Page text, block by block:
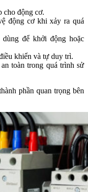
cho động cơ.
động cơ khi xảy ra quá
dùng để khởi động hoặc
khiển và tự duy trì.
toàn trong quá trình sử
phần quan trọng bên